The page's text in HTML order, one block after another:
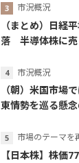
市況概況
（まとめ）日経
落 半導体株に売
市況概況
（朝）米国市場
東情勢を巡る懸
市場のテーマを再訪
【日本株】株価